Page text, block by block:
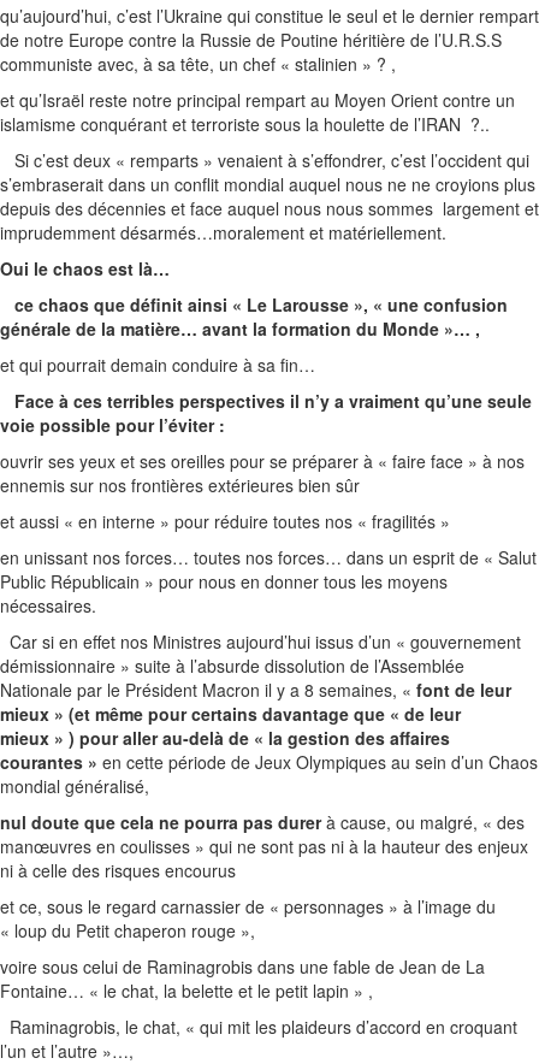
qu’aujourd’hui, c’est l’Ukraine qui constitue le seul et le dernier rempart
de notre Europe contre la Russie de Poutine héritière de l’U.R.S.S
communiste avec, à sa tête, un chef « stalinien » ? ,
et qu’Israël reste notre principal rempart au Moyen Orient contre un
islamisme conquérant et terroriste sous la houlette de l’IRAN ?..
Si c’est deux « remparts » venaient à s’effondrer, c’est l’occident qui
s’embraserait dans un conflit mondial auquel nous ne ne croyions plus
depuis des décennies et face auquel nous nous sommes largement et
imprudemment désarmés…moralement et matériellement.
Oui le chaos est là…
ce chaos que définit ainsi « Le Larousse », « une confusion
générale de la matière… avant la formation du Monde »… ,
et qui pourrait demain conduire à sa fin…
Face à ces terribles perspectives il n’y a vraiment qu’une seule
voie possible pour l’éviter :
ouvrir ses yeux et ses oreilles pour se préparer à « faire face » à nos
ennemis sur nos frontières extérieures bien sûr
et aussi « en interne » pour réduire toutes nos « fragilités »
en unissant nos forces… toutes nos forces… dans un esprit de « Salut
Public Républicain » pour nous en donner tous les moyens
nécessaires.
Car si en effet nos Ministres aujourd’hui issus d’un « gouvernement
démissionnaire » suite à l’absurde dissolution de l’Assemblée
Nationale par le Président Macron il y a 8 semaines, « font de leur
mieux » (et même pour certains davantage que « de leur
mieux » ) pour aller au-delà de « la gestion des affaires
courantes » en cette période de Jeux Olympiques au sein d’un Chaos
mondial généralisé,
nul doute que cela ne pourra pas durerà cause, ou malgré, « des
manœuvres en coulisses » qui ne sont pas ni à la hauteur des enjeux
ni à celle des risques encourus
et ce, sous le regard carnassier de « personnages » à l’image du
« loup du Petit chaperon rouge »,
voire sous celui de Raminagrobis dans une fable de Jean de La
Fontaine… « le chat, la belette et le petit lapin » ,
Raminagrobis, le chat, « qui mit les plaideurs d’accord en croquant
l’un et l’autre »…,